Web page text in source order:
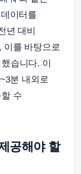
이터를
년 대비
이를 바탕으로
습니다. 이
분 내외로
수
공해야 할